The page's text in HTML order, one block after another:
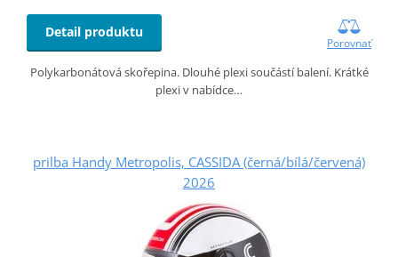
Detail produktu
Porovnať
Polykarbonátová skořepina. Dlouhé plexi součástí balení. Krátké
plexi v nabídce…
prilba Handy Metropolis, CASSIDA (černá/bílá/červená)
2026